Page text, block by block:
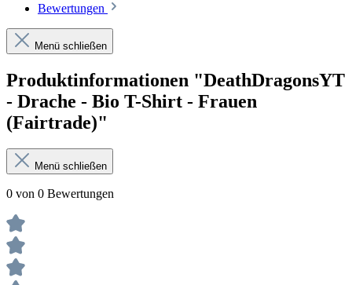
Bewertungen
Menü schließen
Produktinformationen "DeathDragonsYT
- Drache - Bio T-Shirt - Frauen
(Fairtrade)"
Menü schließen
0 von 0 Bewertungen